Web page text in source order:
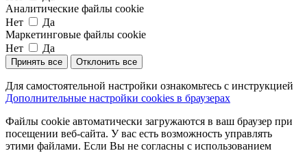
Аналитические файлы cookie
Нет
Да
Маркетинговые файлы cookie
Нет
Да
Принять все Отклонить все
Для самостоятельной настройки ознакомьтесь с инструкцией
Дополнительные настройки cookies в браузерах
Файлы cookie автоматически загружаются в ваш браузер при
посещении веб-сайта. У вас есть возможность управлять
этими файлами. Если Вы не согласны с использованием